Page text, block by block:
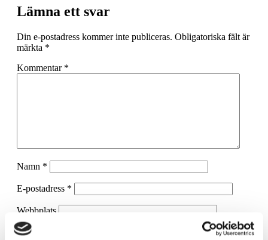
Lämna ett svar
Din e-postadress kommer inte publiceras. Obligatoriska fält är
märkta *
Kommentar *
Namn *
E-postadress *
Webbplats
Spara mitt namn, min e-postadress och webbplats i denna